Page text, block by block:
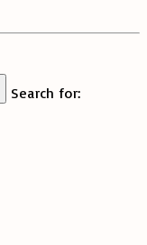
Search for: